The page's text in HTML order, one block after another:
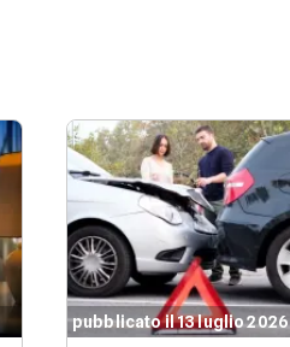
pubblicato il 13 luglio 2026